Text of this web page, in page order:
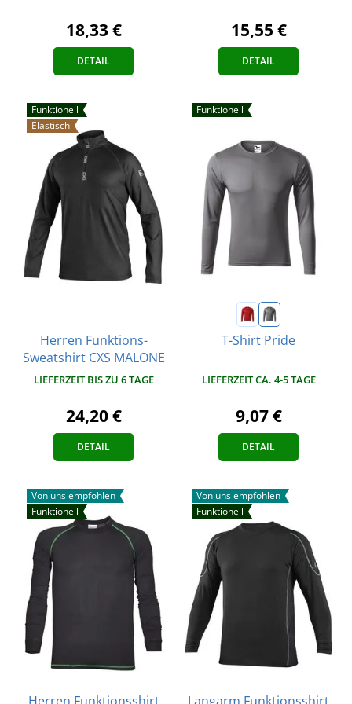
18,33 €
DETAIL
15,55 €
DETAIL
Funktionell
Elastisch
Herren Funktions-
Sweatshirt CXS MALONE
LIEFERZEIT BIS ZU 6 TAGE
24,20 €
DETAIL
Funktionell
T-Shirt Pride
LIEFERZEIT CA. 4-5 TAGE
9,07 €
DETAIL
Von uns empfohlen
Funktionell
Von uns empfohlen
Funktionell